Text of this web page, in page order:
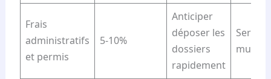
Frais
administratifs
et permis
5-10%
Anticiper
déposer les
dossiers
rapidement